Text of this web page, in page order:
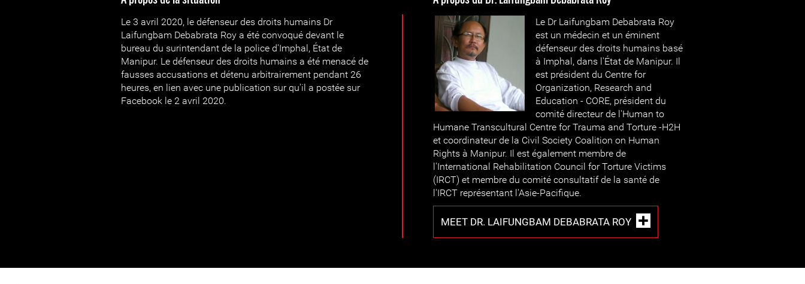
Le 3 avril 2020, le défenseur des droits humains Dr
Laifungbam Debabrata Roy a été convoqué devant le
bureau du surintendant de la police d'Imphal, État de
Manipur. Le défenseur des droits humains a été menacé de
fausses accusations et détenu arbitrairement pendant 26
heures, en lien avec une publication sur qu'il a postée sur
Facebook le 2 avril 2020.
Le Dr Laifungbam Debabrata Roy
est un médecin et un éminent
défenseur des droits humains basé
à Imphal, dans l'État de Manipur. Il
est président du Centre for
Organization, Research and
Education - CORE, président du
comité directeur de l'Human to
Humane Transcultural Centre for Trauma and Torture -H2H
et coordinateur de la Civil Society Coalition on Human
Rights à Manipur. Il est également membre de
l'International Rehabilitation Council for Torture Victims
(IRCT) et membre du comité consultatif de la santé de
l'IRCT représentant l'Asie-Pacifique.
MEET DR. LAIFUNGBAM DEBABRATA ROY